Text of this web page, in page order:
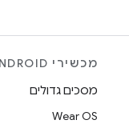
מכשירי ANDROID
מסכים גדולים
Wear OS